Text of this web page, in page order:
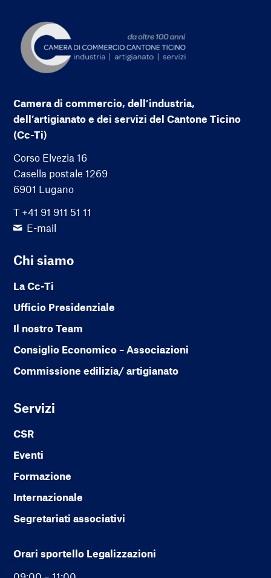
Camera di commercio, dell’industria,
dell’artigianato e dei servizi del Cantone Ticino
(Cc-Ti)
Corso Elvezia 16
Casella postale 1269
6901 Lugano
T +41 91 911 51 11
E-mail
Chi siamo
La Cc-Ti
Ufficio Presidenziale
Il nostro Team
Consiglio Economico – Associazioni
Commissione edilizia/ artigianato
Servizi
CSR
Eventi
Formazione
Internazionale
Segretariati associativi
Orari sportello Legalizzazioni